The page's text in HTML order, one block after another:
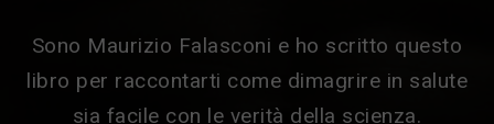
Sono Maurizio Falasconi e ho scritto questo
libro per raccontarti come dimagrire in salute
sia facile con le verità della scienza.